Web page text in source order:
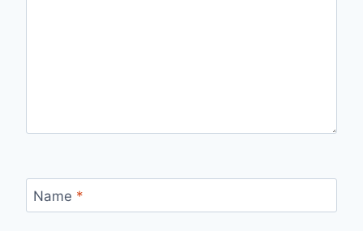
Name *